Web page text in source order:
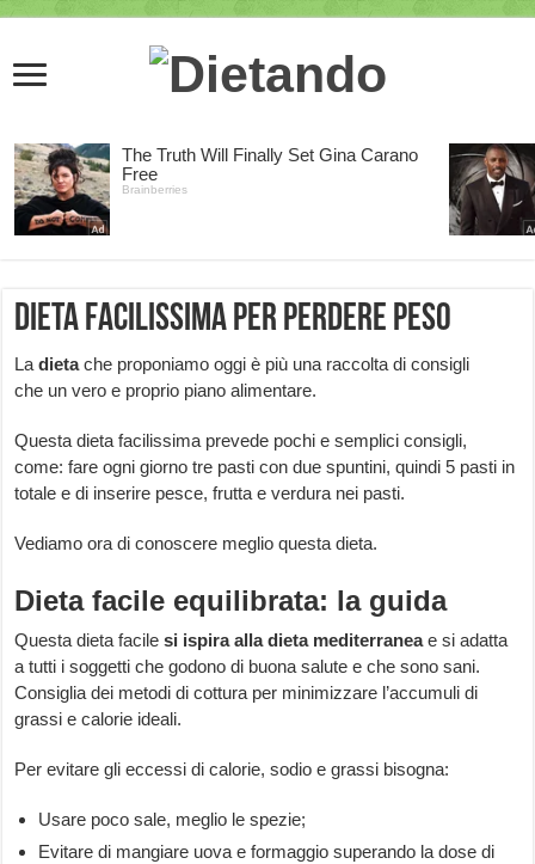
Dieta facilissima per perdere peso
Ladietache proponiamo oggi è più una raccolta di consigli
che un vero e proprio piano alimentare.
Questa dieta facilissima prevede pochi e semplici consigli,
come: fare ogni giorno tre pasti con due spuntini, quindi 5 pasti in
totale e di inserire pesce, frutta e verdura nei pasti.
Vediamo ora di conoscere meglio questa dieta.
Dieta facile equilibrata: la guida
Questa dieta facilesi ispira alla dieta mediterraneae si adatta
a tutti i soggetti che godono di buona salute e che sono sani.
Consiglia dei metodi di cottura per minimizzare l’accumuli di
grassi e calorie ideali.
Per evitare gli eccessi di calorie, sodio e grassi bisogna:
Usare poco sale, meglio le spezie;
Evitare di mangiare uova e formaggio superando la dose di